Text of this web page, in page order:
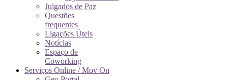
Julgados de Paz
Questões
frequentes
Ligações Úteis
Notícias
Espaço de
Coworking
Serviços Online / Mov On